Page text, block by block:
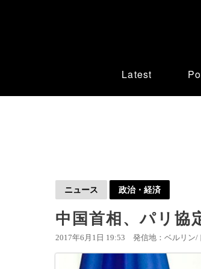
Latest
ニュース 政治・経済
中国首相、パリ協
2017年6月1日 19:53 発信地：ベルリン/